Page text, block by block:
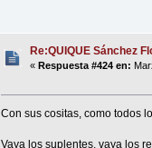
Re:QUIQUE Sánchez
«Respuesta #424 en:
Con sus cositas, como todos
Vaya los suplentes, vaya los